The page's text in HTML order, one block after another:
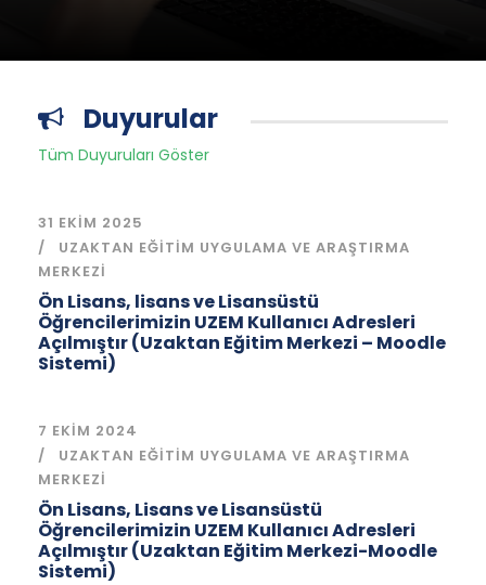
Duyurular
Tüm Duyuruları Göster
31 EKIM 2025
UZAKTAN EĞITIM UYGULAMA VE ARAŞTIRMA
MERKEZI
Ön Lisans, lisans ve Lisansüstü
Öğrencilerimizin UZEM Kullanıcı Adresleri
Açılmıştır (Uzaktan Eğitim Merkezi – Moodle
Sistemi)
7 EKIM 2024
UZAKTAN EĞITIM UYGULAMA VE ARAŞTIRMA
MERKEZI
Ön Lisans, Lisans ve Lisansüstü
Öğrencilerimizin UZEM Kullanıcı Adresleri
Açılmıştır (Uzaktan Eğitim Merkezi-Moodle
Sistemi)